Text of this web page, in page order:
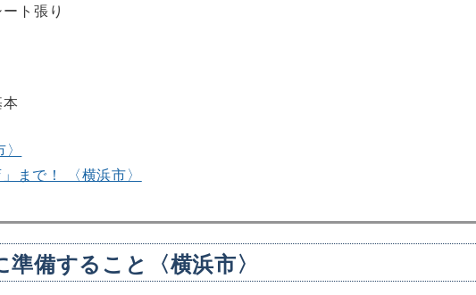
ト張り
まで！ 〈横浜市〉
備すること〈横浜市〉